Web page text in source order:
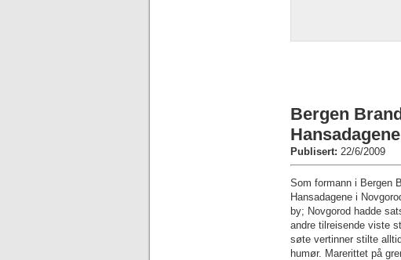
Bergen
Publisert: 22/6/2009
Som formann i Bergen
Hansadagene i
by; Novgorod hadde
andre tilreisende viste
søte vertinner stilte
humør. Marerittet på